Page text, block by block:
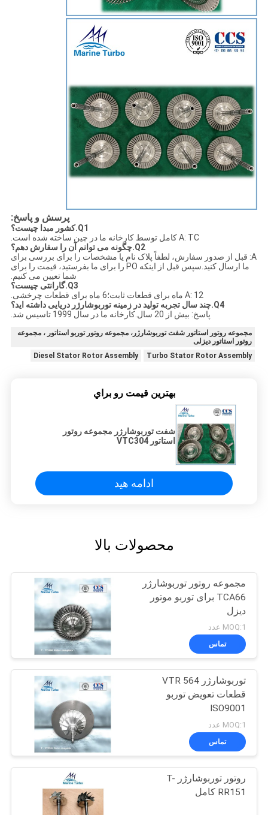
پرسش و پاسخ:
Q1.کشور مبدا چیست؟
A: TC کامل توسط کارخانه ما در چین ساخته شده است.
Q2.چگونه می توانم آن را سفارش دهم؟
A: قبل از صدور سفارش، لطفاً پلاک نام یا مشخصات را برای بررسی برای
ما ارسال کنید.سپس قبل از اینکه PO را برای ما بفرستید، قیمت را برای
شما تعیین می کنیم.
Q3.گارانتی چیست؟
A: 12 ماه برای قطعات ثابت؛6 ماه برای قطعات چرخشی.
Q4.چند سال تجربه تولید در زمینه توربوشارژر دریایی داشته اید؟
پاسخ: بیش از 20 سال.کارخانه ما در سال 1999 تاسیس شد.
مجموعه روتور استاتور شفت توربوشارژر، مجموعه روتور توربو استاتور ، مجموعه
روتور استاتور دیزلی
Turbo Stator Rotor Assembly
Diesel Stator Rotor Assembly
بهترين قيمت رو براي
شفت توربوشارژر مجموعه روتور
استاتور VTC304
ادامه هید
محصولات بالا
مجموعه روتور توربوشارژر
TCA66 برای توربو موتور
دیزل
MOQ:1 عدد
تماس
توربوشارژر VTR 564
قطعات تعویض توربو
ISO9001
MOQ:1 عدد
تماس
روتور توربوشارژر T-
RR151 کامل